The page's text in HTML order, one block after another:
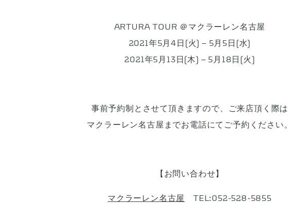
ARTURA TOUR ＠マクラーレン名古屋
2021年5月4日(火) – 5月5日(水)
2021年5月13日(木) – 5月18日(火)
事前予約制とさせて頂きますので、ご来店頂く際は
マクラーレン名古屋までお電話にてご予約ください。
【お問い合わせ】
マクラーレン名古屋 TEL:052-528-5855